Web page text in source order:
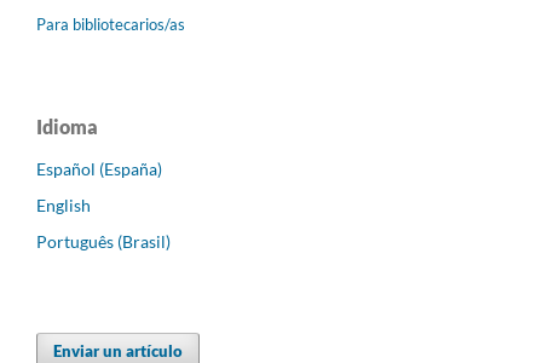
Para bibliotecarios/as
Idioma
Español (España)
English
Português (Brasil)
Enviar un artículo